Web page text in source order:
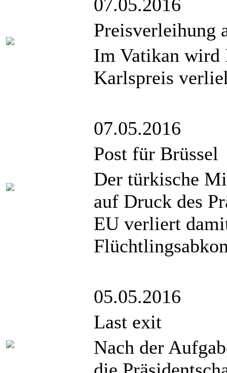
07.05.2016
Preisverleihung
Im Vatikan wird
Karlspreis
07.05.2016
Post für Brüssel
Der türkische
auf Druck des
EU verliert
05.05.2016
Last exit
Nach der